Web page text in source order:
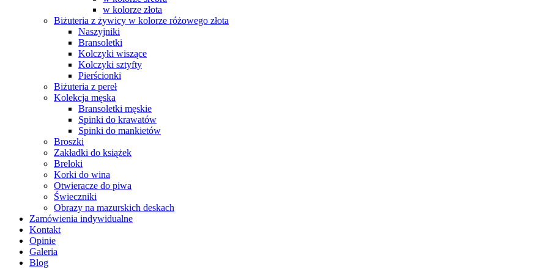
w kolorze złota
Biżuteria z żywicy w kolorze różowego złota
Naszyjniki
Bransoletki
Kolczyki wiszące
Kolczyki sztyfty
Pierścionki
Biżuteria z pereł
Kolekcja męska
Bransoletki męskie
Spinki do krawatów
Spinki do mankietów
Broszki
Zakładki do książek
Breloki
Korki do wina
Otwieracze do piwa
Świeczniki
Obrazy na mazurskich deskach
Zamówienia indywidualne
Kontakt
Opinie
Galeria
Blog